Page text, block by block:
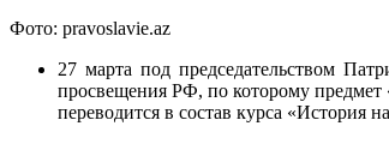
Фото: pravoslavie.az
27 марта под председательством
просвещения РФ, по которому предмет
переводится в состав курса «История